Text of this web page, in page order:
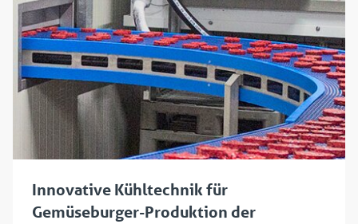
Innovative Kühltechnik für
Gemüseburger-Produktion der